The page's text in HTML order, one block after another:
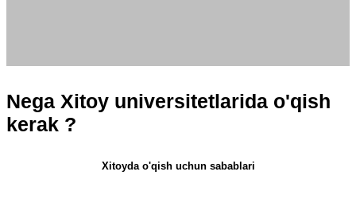
Nega Xitoy universitetlarida o'qish
kerak ?
Xitoyda o'qish uchun sabablari